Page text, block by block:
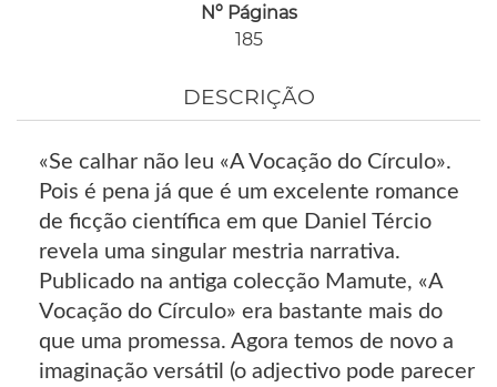
Nº Páginas
185
DESCRIÇÃO
«Se calhar não leu «A Vocação do Círculo».
Pois é pena já que é um excelente romance
de ficção científica em que Daniel Tércio
revela uma singular mestria narrativa.
Publicado na antiga colecção Mamute, «A
Vocação do Círculo» era bastante mais do
que uma promessa. Agora temos de novo a
imaginação versátil (o adjectivo pode parecer